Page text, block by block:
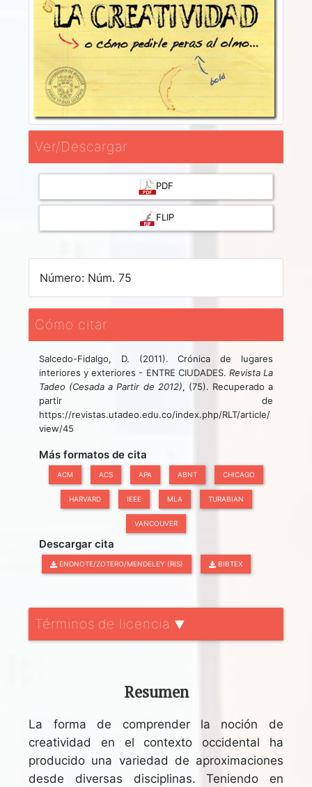
Ver/Descargar
PDF
FLIP
Número: Núm. 75
Cómo citar
Salcedo-Fidalgo, D. (2011). Crónica de lugares
interiores y exteriores - ENTRE CIUDADES. Revista La
Tadeo (Cesada a Partir de 2012), (75). Recuperado a
partir de
https://revistas.utadeo.edu.co/index.php/RLT/article/
view/45
Más formatos de cita
ACM ACS APA ABNT CHICAGO
HARVARD IEEE MLA TURABIAN
VANCOUVER
Descargar cita
ENDNOTE/ZOTERO/MENDELEY (RIS) BIBTEX
Términos de licencia ▼
Resumen
La forma de comprender la noción de
creatividad en el contexto occidental ha
producido una variedad de aproximaciones
desde diversas disciplinas. Teniendo en